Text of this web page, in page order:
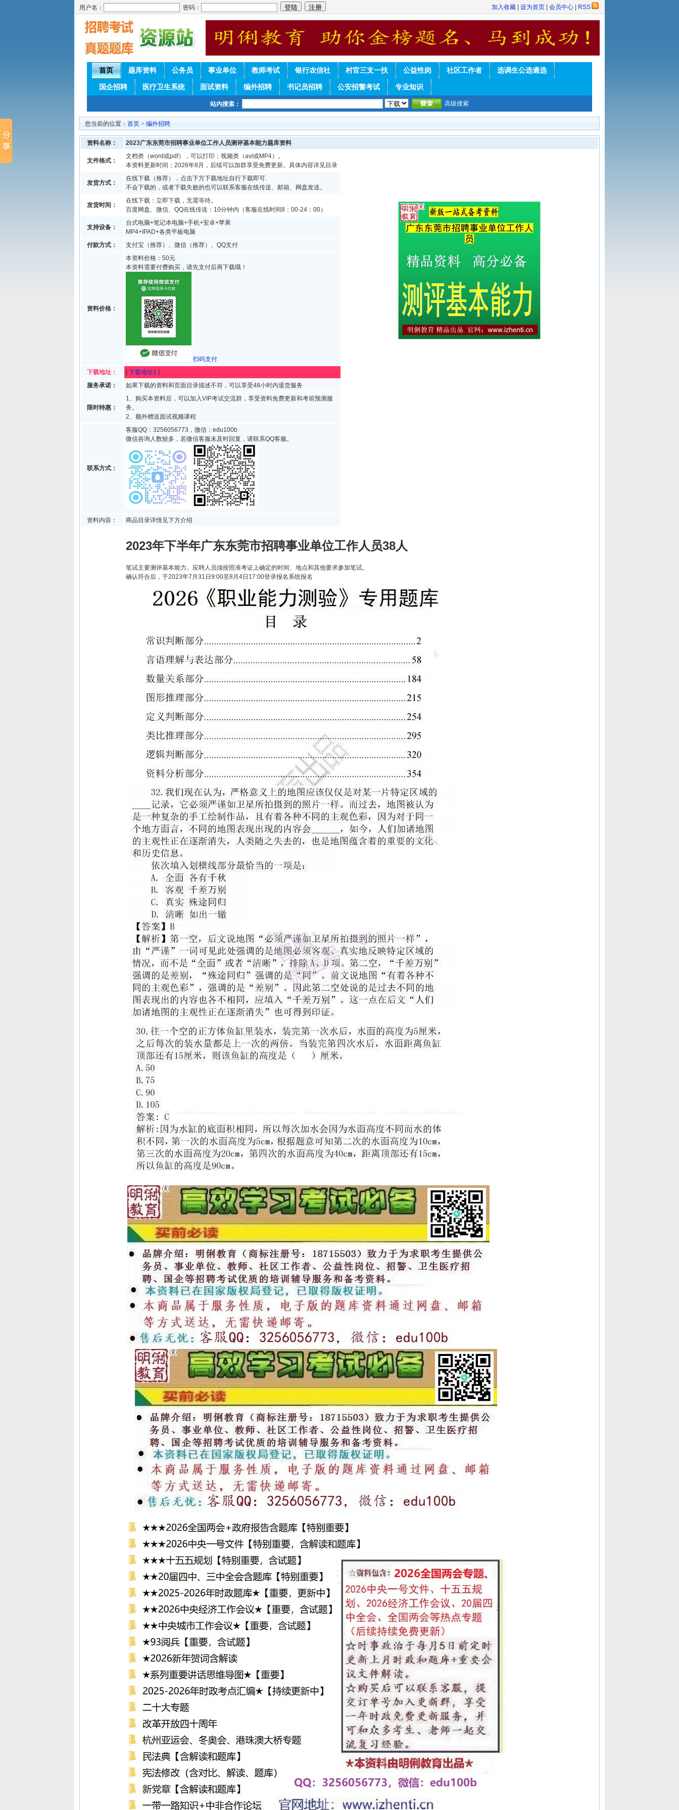
用户名： 密码： 加入收藏 设为首页 会员中心 RSS
首页 题库资料 公务员 事业单位 教师考试 银行农信社 村官三支一扶 公益性岗 社区工作者 选调生公选遴选
国企招聘 医疗卫生系统 面试资料 编外招聘 书记员招聘 公安招警考试 专业知识
站内搜索： 高级搜索
您当前的位置： 首页 > 编外招聘
资料名称： 2023广东东莞市招聘事业单位工作人员测评基本能力题库资料
文件格式：
文档类（word或pdf），可以打印；视频类（avi或MP4）。
本资料更新时间；2026年8月，后续可以加群享受免费更新。具体内容详见目录
发货方式：
在线下载（推荐），点击下方下载地址自行下载即可.
不会下载的，或者下载失败的也可以联系客服在线传送、邮箱、网盘发送。
发货时间：
在线下载：立即下载，无需等待。
百度网盘、微信、QQ在线传送：10分钟内（客服在线时间8：00-24：00）
支持设备：
台式电脑+笔记本电脑+手机+安卓+苹果
MP4+IPAD+各类平板电脑
付款方式：
支付宝（推荐）、微信（推荐）、QQ支付
资料价格：
本资料价格：50元
本资料需要付费购买，请先支付后再下载哦！
扫码支付
下载地址：
[下载地址1 ]
服务承诺：
如果下载的资料和页面目录描述不符，可以享受48小时内退货服务
限时特惠：
1、购买本资料后，可以加入VIP考试交流群，享受资料免费更新和考前预测服
务。
2、额外赠送面试视频课程
联系方式：
客服QQ：3256056773，微信：edu100b
微信咨询人数较多，若微信客服未及时回复，请联系QQ客服。
资料内容： 商品目录详情见下方介绍
2023年下半年广东东莞市招聘事业单位工作人员38人
笔试主要测评基本能力。应聘人员须按照准考证上确定的时间、地点和其他要求参加笔试。
确认符合后，于2023年7月31日9:00至8月4日17:00登录报名系统报名